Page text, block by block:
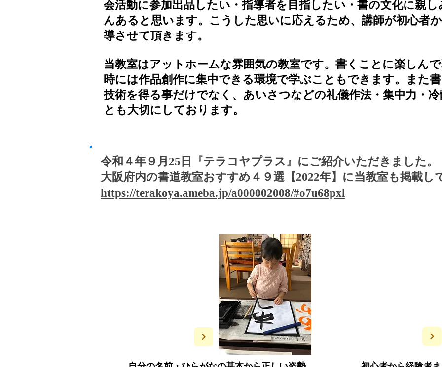
会活動に参加出品したい・指導者を目指したい・書の文化に親
んあると思います。こうした思いに応えるため、講師が初心者
導させて頂きます。
当教室はアットホームな雰囲気の教室です。書くことに楽しん
時には作品創作に集中できる環境で学ぶこともできます。また
技術を得る事だけでなく、あいさつなどの礼儀作法・集中力・
とも大切にしております。
令和４年９月25日『テラコヤプラス』にご紹介いただきました。
大阪府内の書道教室おすすめ４９選【2022年】に当教室も掲載し
https://terakoya.ameba.jp/a000002008/#o7u68pxl